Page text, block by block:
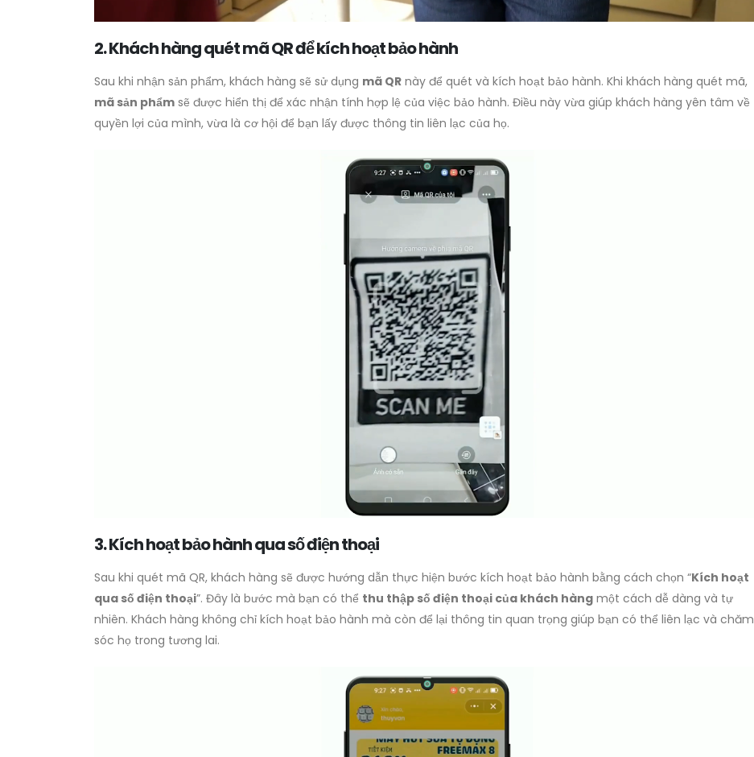
2. Khách hàng quét mã QR để kích hoạt bảo hành
Sau khi nhận sản phẩm, khách hàng sẽ sử dụng mã QR này để quét và kích hoạt bảo hành. Khi khách hàng quét mã,
mã sản phẩm sẽ được hiển thị để xác nhận tính hợp lệ của việc bảo hành. Điều này vừa giúp khách hàng yên tâm về
quyền lợi của mình, vừa là cơ hội để bạn lấy được thông tin liên lạc của họ.
3. Kích hoạt bảo hành qua số điện thoại
Sau khi quét mã QR, khách hàng sẽ được hướng dẫn thực hiện bước kích hoạt bảo hành bằng cách chọn “Kích hoạt
qua số điện thoại”. Đây là bước mà bạn có thể thu thập số điện thoại của khách hàng một cách dễ dàng và tự
nhiên. Khách hàng không chỉ kích hoạt bảo hành mà còn để lại thông tin quan trọng giúp bạn có thể liên lạc và chăm
sóc họ trong tương lai.